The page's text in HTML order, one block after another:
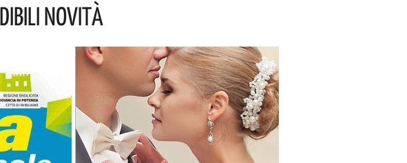
PIÙ CAPILLARE IL MONITORAGGIO. AGGIUDICATO APPALTO DA OLTRE 1 MILIONE DI EURO
NOVITÀ